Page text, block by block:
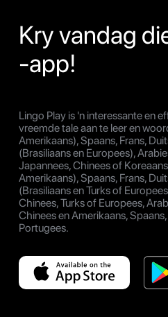
Kry vandag
-app!
Lingo Play is 'n interessante en
vreemde tale aan te leer en
Amerikaans), Spaans, Frans,
(Brasiliaans en Europees),
Japannees, Chinees of
Amerikaans), Spaans, Frans,
(Brasiliaans en Turks of
Chinees, Turks of Europees,
Chinees en Amerikaans,
Portugees.